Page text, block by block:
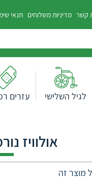
קשר מדיניות משלוחים תנאי
לגיל השלישי עזרים
אולוויז
מוצר זה